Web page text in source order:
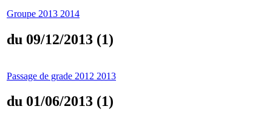
Groupe 2013 2014
du 09/12/2013 (1)
Passage de grade 2012 2013
du 01/06/2013 (1)